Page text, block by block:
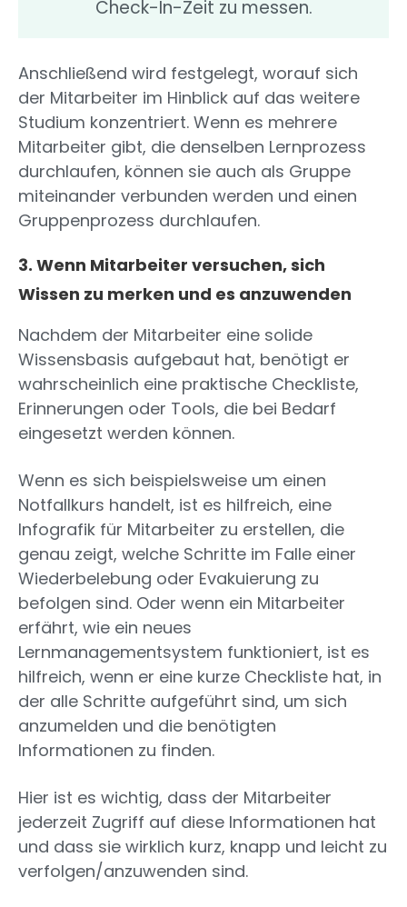
Check-In-Zeit zu messen.
Anschließend wird festgelegt, worauf sich
der Mitarbeiter im Hinblick auf das weitere
Studium konzentriert. Wenn es mehrere
Mitarbeiter gibt, die denselben Lernprozess
durchlaufen, können sie auch als Gruppe
miteinander verbunden werden und einen
Gruppenprozess durchlaufen.
3. Wenn Mitarbeiter versuchen, sich
Wissen zu merken und es anzuwenden
Nachdem der Mitarbeiter eine solide
Wissensbasis aufgebaut hat, benötigt er
wahrscheinlich eine praktische Checkliste,
Erinnerungen oder Tools, die bei Bedarf
eingesetzt werden können.
Wenn es sich beispielsweise um einen
Notfallkurs handelt, ist es hilfreich, eine
Infografik für Mitarbeiter zu erstellen, die
genau zeigt, welche Schritte im Falle einer
Wiederbelebung oder Evakuierung zu
befolgen sind. Oder wenn ein Mitarbeiter
erfährt, wie ein neues
Lernmanagementsystem funktioniert, ist es
hilfreich, wenn er eine kurze Checkliste hat, in
der alle Schritte aufgeführt sind, um sich
anzumelden und die benötigten
Informationen zu finden.
Hier ist es wichtig, dass der Mitarbeiter
jederzeit Zugriff auf diese Informationen hat
und dass sie wirklich kurz, knapp und leicht zu
verfolgen/anzuwenden sind.